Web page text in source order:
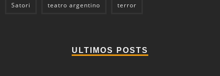
Satori teatro argentino terror
ULTIMOS POSTS